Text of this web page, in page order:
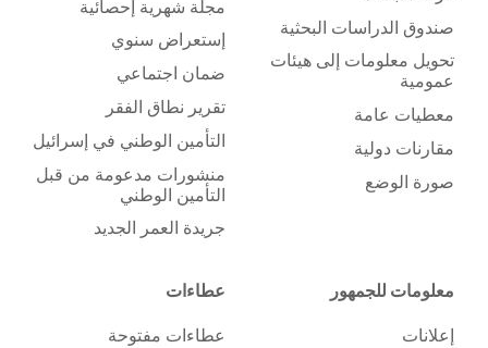
صندوق الدراسات البحثية
تحويل معلومات إلى هيئات
عمومية
معطيات عامة
مقارنات دولية
صورة الوضع
مجلة شهرية إحصائية
إستعراض سنوي
ضمان اجتماعي
تقرير نطاق الفقر
التأمين الوطني في إسرائيل
منشورات مدعومة من قبل
التأمين الوطني
جريدة العمر الجديد
معلومات للجمهور
إعلانات
عطاءات
عطاءات مفتوحة